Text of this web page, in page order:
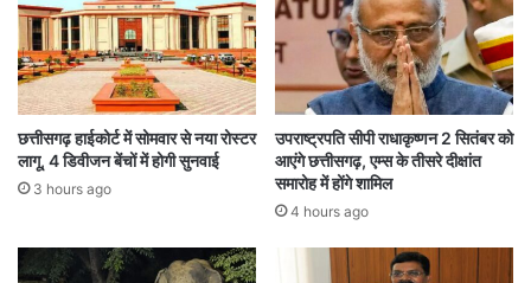
छ
ल
का
वि
क्रां
त
मै
द
र्द
I
में
भा
र
त
ने
प्ले
इं
I
में
छत्तीसगढ़ हाईकोर्ट में सोमवार से नया रोस्टर
लागू, 4 डिवीजन बेंचों में होगी सुनवाई
3 hours ago
उपराष्ट्रपति सीपी राधाकृष्णन 2 सितंबर को
आएंगे छत्तीसगढ़, एम्स के तीसरे दीक्षांत
समारोह में होंगे शामिल
4 hours ago